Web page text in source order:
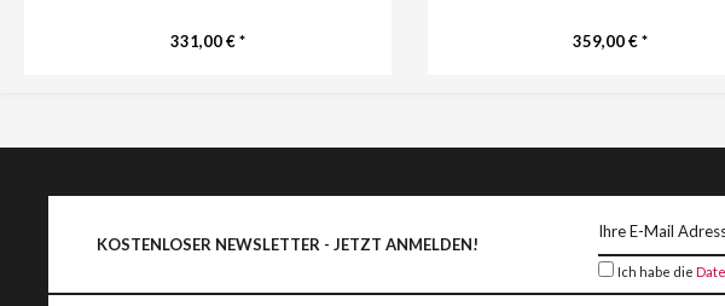
331,00 € * 359,00 € *
KOSTENLOSER NEWSLETTER - JETZT ANMELDEN!
Ich habe die